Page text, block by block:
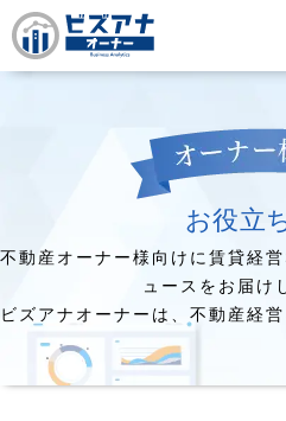
お役立
不動産オーナー様向けに賃貸経
ュースをお届け
ビズアナオーナーは、不動産経